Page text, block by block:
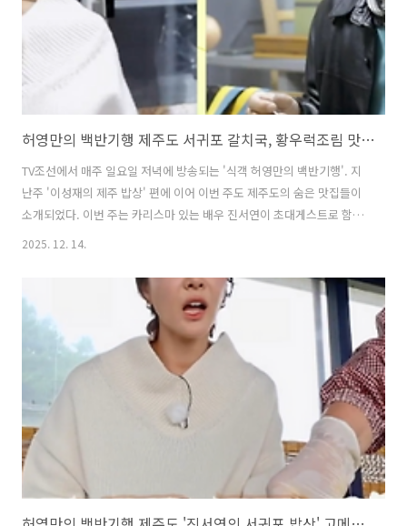
허영만의 백반기행 제주도 서귀포 갈치국, 황우럭조림 맛집 위치 및 여행팁
TV조선에서 매주 일요일 저녁에 방송되는 '식객 허영만의 백반기행'. 지
난주 '이성재의 제주 밥상' 편에 이어 이번 주도 제주도의 숨은 맛집들이
소개되었다. 이번 주는 카리스마 있는 배우 진서연이 초대게스트로 함께
숨은 맛집을 방문했다. '진서연의 서귀포 밥상'이라는 테마로 진행되는
한 다양한 맛집들이 소개되었다. 이번 글에서는 허영만의 백반기행 제주
도 '진서연의 서귀포 맛집' 편에서 소개된 갈치국과 황우럭조림 맛집으로
소개된 식당과 그 주변에 함께 가볼 만한 관광명소에 대해 함께 살펴본
다. 1. 허영만의 백반기행 제주도 서귀포 갈치국, 황우럭조림 맛집은 어
디?허영만의 백반기행 제주도 '진서연의 서귀포 밥상' 편에서 소개된 갈
2025. 12. 14.